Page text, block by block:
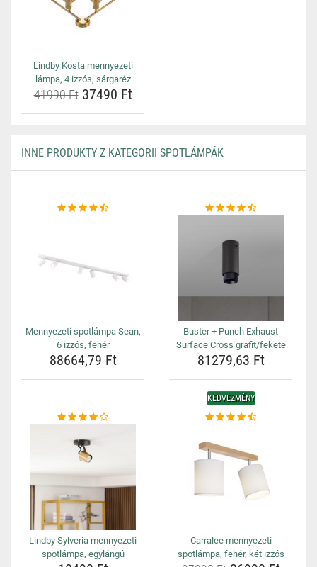
Lindby Kosta mennyezeti
lámpa, 4 izzós, sárgaréz
41990 Ft37490 Ft
INNE PRODUKTY Z KATEGORII SPOTLÁMPÁK
Mennyezeti spotlámpa Sean,
6 izzós, fehér
88664,79 Ft
Buster + Punch Exhaust
Surface Cross grafit/fekete
81279,63 Ft
Lindby Sylveria mennyezeti
spotlámpa, egylángú
KEDVEZMÉNY
Carralee mennyezeti
spotlámpa, fehér, két izzós